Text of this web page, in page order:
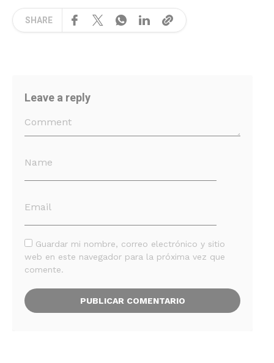
SHARE
Leave a reply
Guardar mi nombre, correo electrónico y sitio
web en este navegador para la próxima vez que
comente.